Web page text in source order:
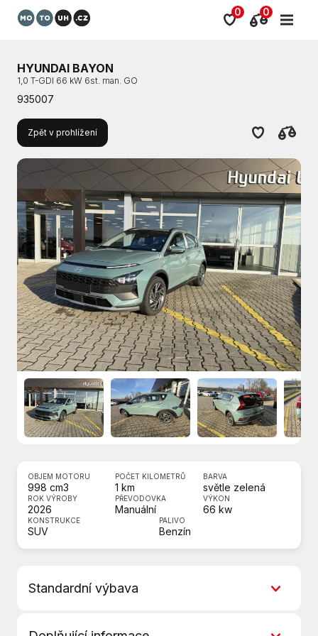
0 0
HYUNDAI BAYON
1,0 T-GDI 66 kW 6st. man. GO
935007
Zpět v prohlížení
OBJEM MOTORU
998 cm3
POČET KILOMETRŮ
1 km
BARVA
světle zelená
ROK VÝROBY
2026
PŘEVODOVKA
Manuální
VÝKON
66 kw
KONSTRUKCE
SUV
PALIVO
Benzín
Standardní výbava